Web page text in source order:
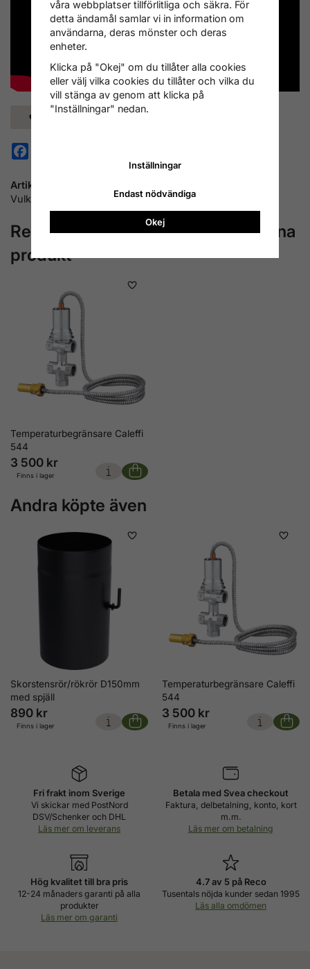
Spara som favorit
Artikelnummer:
Vulkan PS
Rekommenderade tillbehör till denna
produkt
Temperaturbegränsare Caleffi
544
3 500 kr
Finns i lager
Andra köpte även
Skorstensrör/rökrör D150mm
med spjäll
890 kr
Finns i lager
Temperaturbegränsare Caleffi
544
3 500 kr
Finns i lager
Fri frakt inom Sverige
Vi skickar med PostNord
DSV/Schenker och DHL
Läs mer om leverans
Betala med Svea checkout
Faktura, delbetalning, konto, kort
m.m.
Läs mer om betalning
Hög kvalitet till bra pris
12-24 månaders garanti på alla
produkter
Läs mer om garanti
4.7 av 5 på Reco
Tusentals nöjda kunder sedan 1995
Läs alla omdömen
våra webbplatser tillförlitliga och säkra. För
detta ändamål samlar vi in information om
användarna, deras mönster och deras
enheter.
Klicka på "Okej" om du tillåter alla cookies
eller välj vilka cookies du tillåter och vilka du
vill stänga av genom att klicka på
"Inställningar" nedan.
Inställningar
Endast nödvändiga
Okej